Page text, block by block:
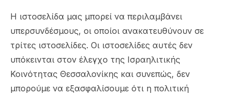
Η ιστοσελίδα μας μπορεί να περιλαμβάνει
υπερσυνδέσμους, οι οποίοι ανακατευθύνουν σε
τρίτες ιστοσελίδες. Οι ιστοσελίδες αυτές δεν
υπόκεινται στον έλεγχο της Ισραηλιτικής
Κοινότητας Θεσσαλονίκης και συνεπώς, δεν
μπορούμε να εξασφαλίσουμε ότι η πολιτική